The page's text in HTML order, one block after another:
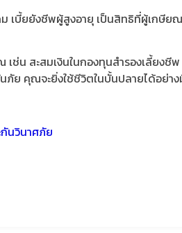
เบี้ยยังชีพผู้สูงอายุ เป็นสิทธิที่ผู้เกษี
น สะสมเงินในกองทุนสำรองเลี้ยง
ภัย คุณจะยิ่งใช้ชีวิตในบั้นปลายได้อย่า
นวินาศภัย